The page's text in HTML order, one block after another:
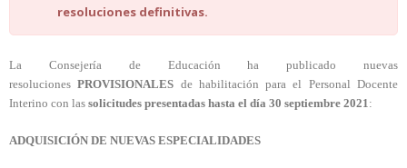
resoluciones definitivas.
La Consejería de Educación ha publicado nuevas
resolucionesPROVISIONALES de habilitación para el Personal Docente
Interino con las solicitudes presentadas hasta el día 30 septiembre 2021:
ADQUISICIÓN DE NUEVAS ESPECIALIDADES